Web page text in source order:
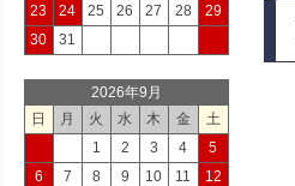
23
24 25 26 27 28
29
30
31
2026年9月
日
月 火 水 木 金
土
1
2 3 4
5
6
7 8 9 10 11
12